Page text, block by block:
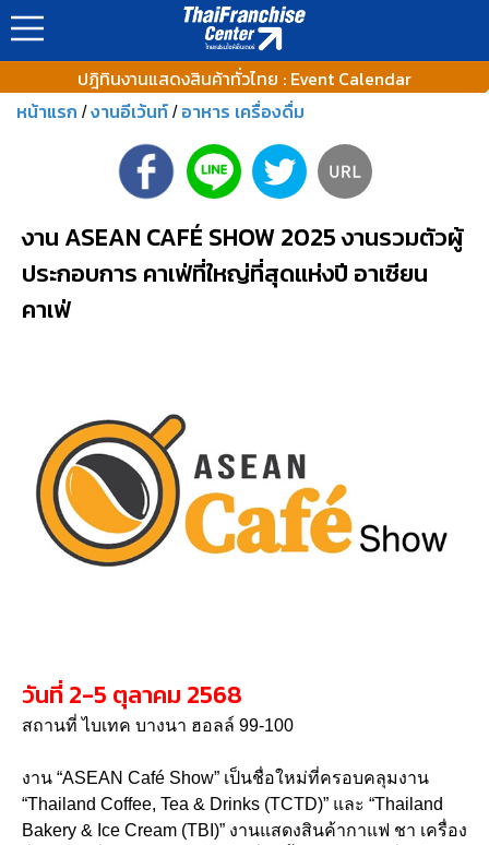
ปฎิทินงานแสดงสินค้าทั่วไทย : Event Calendar
หน้าแรก /งานอีเว้นท์ / อาหาร เครื่องดื่ม
งาน ASEAN CAFÉ SHOW 2025 งานรวมตัวผู้
ประกอบการ คาเฟ่ที่ใหญ่ที่สุดแห่งปี อาเซียน
คาเฟ่
วันที่ 2-5 ตุลาคม 2568
สถานที่ ไบเทค บางนา ฮอลล์ 99-100
งาน “ASEAN Café Show” เป็นชื่อใหม่ที่ครอบคลุมงาน
“Thailand Coffee, Tea & Drinks (TCTD)” และ “Thailand
Bakery & Ice Cream (TBI)” งานแสดงสินค้ากาแฟ ชา เครื่อง